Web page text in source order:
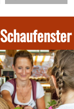
Schaufenster